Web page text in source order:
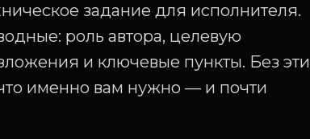
задание для исполнителя.
роль автора, целевую
и ключевые пункты. Без
именно вам нужно — и почти